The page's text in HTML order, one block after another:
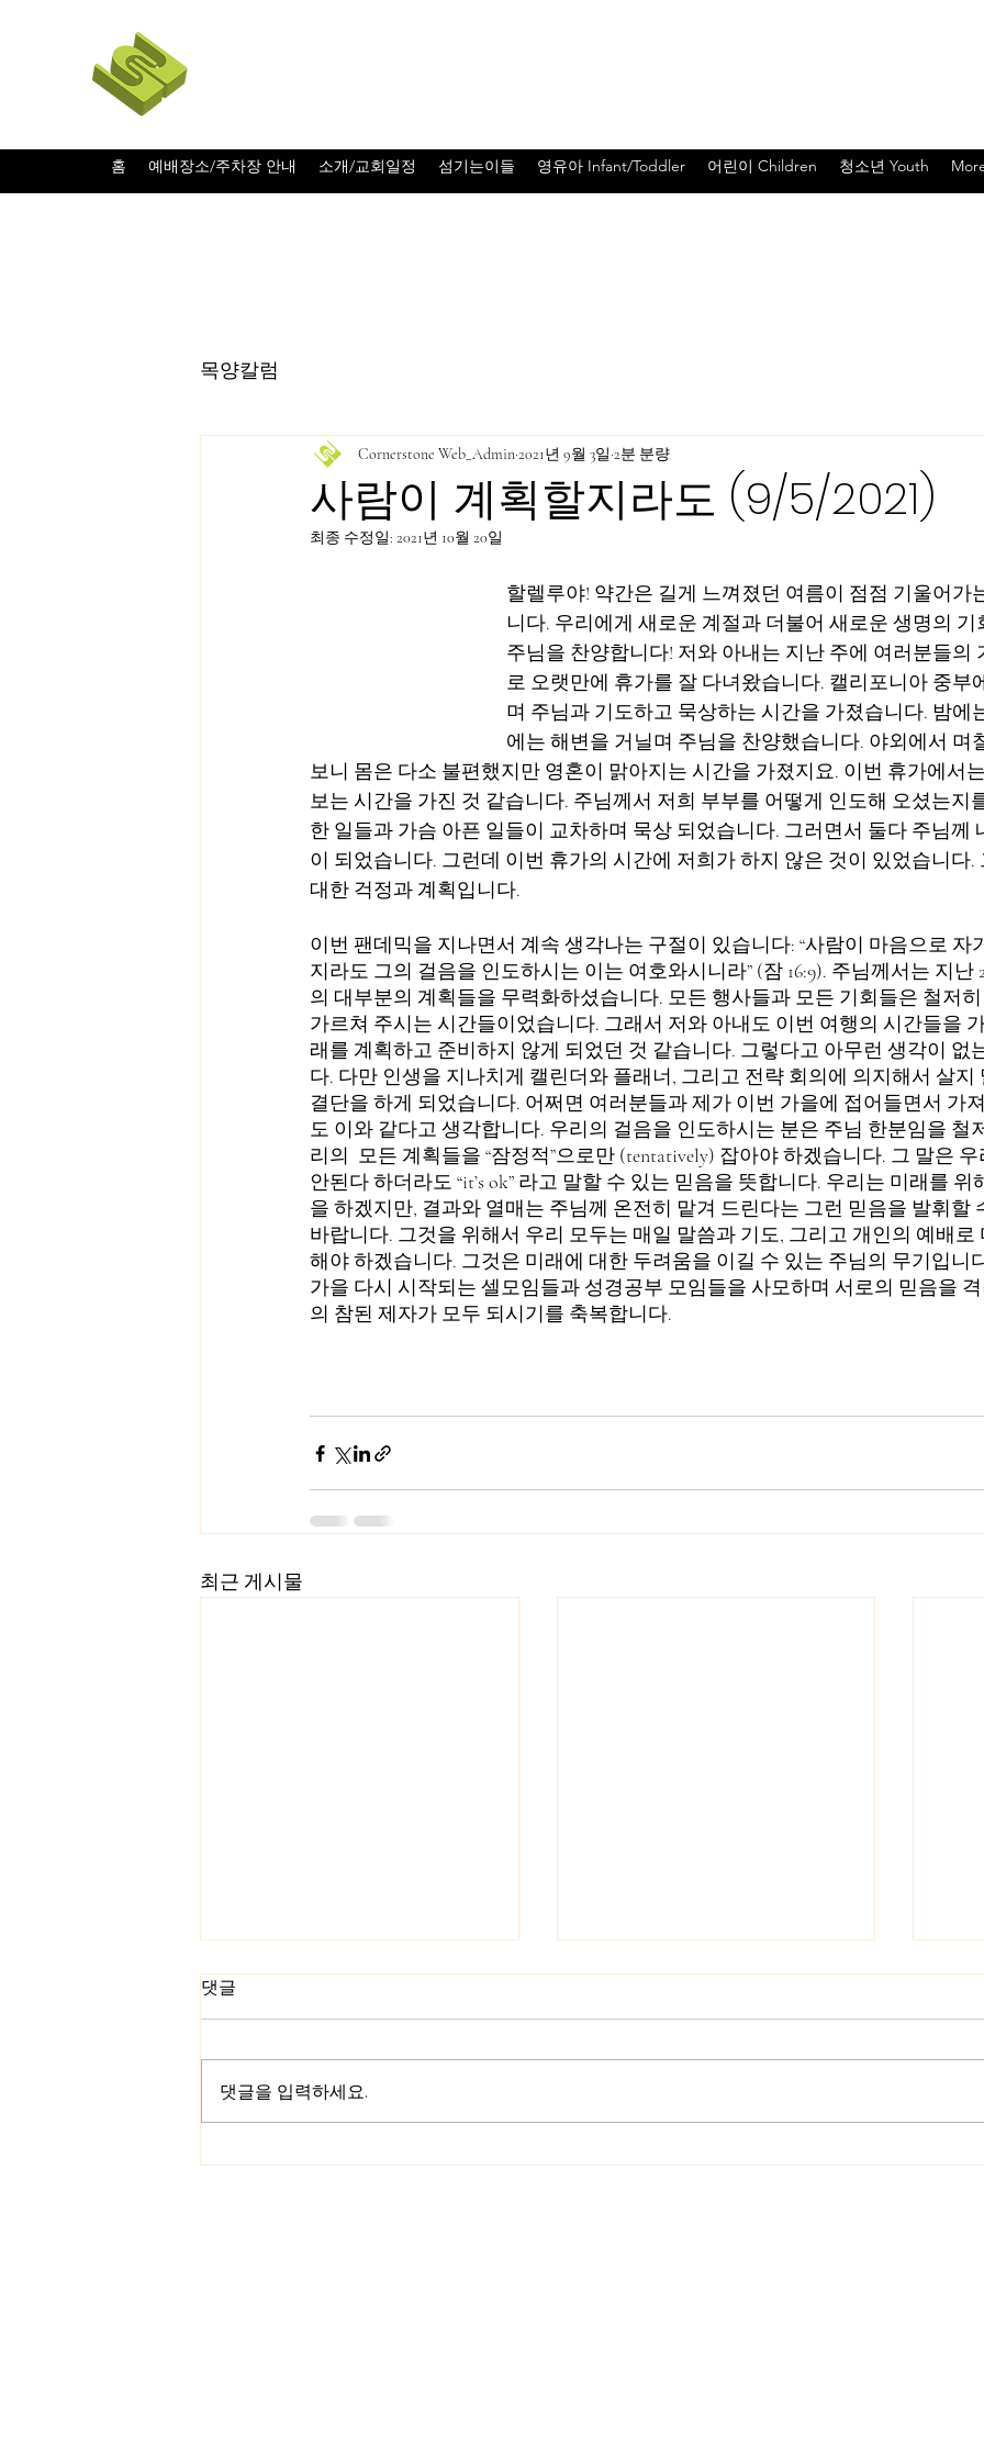
홈 예배장소/주차장 안내 소개/교회일정 섬기는이들 영유아 Infant/Toddler 어린이 Children 청소년 Youth
목양칼럼
사람이 계획할지라도 (9/5/2021)
Cornerstone Web_Admin2021년 9월 3일 2분 분량
최종 수정일: 2021년 10월 20일
할렐루야! 약간은 길게 느껴졌던 여름이 점점 기울어가
니다. 우리에게 새로운 계절과 더불어 새로운 생명의 기
주님을 찬양합니다! 저와 아내는 지난 주에 여러분들의
로 오랫만에 휴가를 잘 다녀왔습니다. 캘리포니아 중부
며 주님과 기도하고 묵상하는 시간을 가졌습니다. 밤에
에는 해변을 거닐며 주님을 찬양했습니다. 야외에서 며
보니 몸은 다소 불편했지만 영혼이 맑아지는 시간을 가졌지요. 이번 휴가에서
보는 시간을 가진 것 같습니다. 주님께서 저희 부부를 어떻게 인도해 오셨는지
한 일들과 가슴 아픈 일들이 교차하며 묵상 되었습니다. 그러면서 둘다 주님께
이 되었습니다. 그런데 이번 휴가의 시간에 저희가 하지 않은 것이 있었습니다.
대한 걱정과 계획입니다.
이번 팬데믹을 지나면서 계속 생각나는 구절이 있습니다: “사람이 마음으로 자
지라도 그의 걸음을 인도하시는 이는 여호와시니라” (잠 16:9). 주님께서는 지난
의 대부분의 계획들을 무력화하셨습니다. 모든 행사들과 모든 기회들은 철저
가르쳐 주시는 시간들이었습니다. 그래서 저와 아내도 이번 여행의 시간들을
래를 계획하고 준비하지 않게 되었던 것 같습니다. 그렇다고 아무런 생각이 없
다. 다만 인생을 지나치게 캘린더와 플래너, 그리고 전략 회의에 의지해서 살지
결단을 하게 되었습니다. 어쩌면 여러분들과 제가 이번 가을에 접어들면서 가
도 이와 같다고 생각합니다. 우리의 걸음을 인도하시는 분은 주님 한분임을 철
리의  모든 계획들을 “잠정적”으로만 (tentatively) 잡아야 하겠습니다. 그 말은
안된다 하더라도 “it’s ok” 라고 말할 수 있는 믿음을 뜻합니다. 우리는 미래를 위
을 하겠지만, 결과와 열매는 주님께 온전히 맡겨 드린다는 그런 믿음을 발휘할
바랍니다. 그것을 위해서 우리 모두는 매일 말씀과 기도, 그리고 개인의 예배로
해야 하겠습니다. 그것은 미래에 대한 두려움을 이길 수 있는 주님의 무기입니
가을 다시 시작되는 셀모임들과 성경공부 모임들을 사모하며 서로의 믿음을
의 참된 제자가 모두 되시기를 축복합니다.
최근 게시물
Happy Birthday Jesus!
댓글
댓글을 입력하세요.